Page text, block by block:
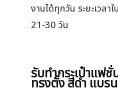
งานได้ทุกวัน ระยะเวล
21-30 วัน
รับทำกระเป๋าแฟ
ทรงตั้ง สีดำ แบร